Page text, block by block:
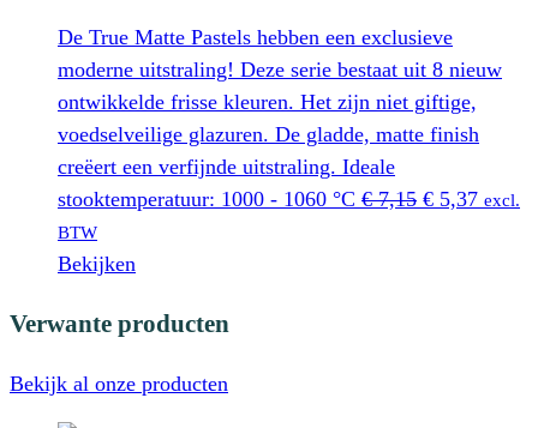
De True Matte Pastels hebben een exclusieve
moderne uitstraling! Deze serie bestaat uit 8 nieuw
ontwikkelde frisse kleuren. Het zijn niet giftige,
voedselveilige glazuren. De gladde, matte finish
creëert een verfijnde uitstraling. Ideale
stooktemperatuur: 1000 - 1060 °C €7,15 € 5,37 excl.
BTW
Bekijken
Verwante producten
Bekijk al onze producten